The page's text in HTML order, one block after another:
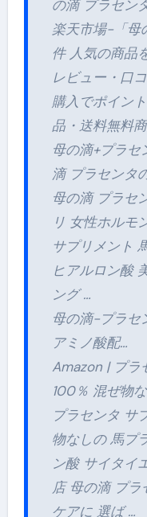
の滴 プラセン
楽天市場-「母
件 人気の商品
レビュー・口
購入でポイン
品・送料無料
母の滴+プラ
滴 プラセンタ
母の滴 プラセ
リ 女性ホルモ
サプリメント
ヒアルロン酸
ング …
母の滴-プラセ
アミノ酸配…
Amazon | プラ
100％ 混ぜ物
プラセンタ サ
物なしの 馬プ
ン酸 サイタイ
店 母の滴 プラ
ケアに 選ば …